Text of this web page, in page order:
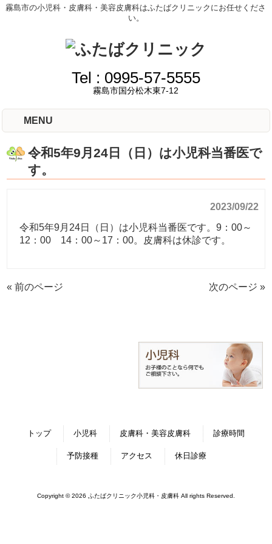
霧島市の小児科・皮膚科・美容皮膚科はふたばクリニックにお任せくださ
い。
Tel : 0995-57-5555
霧島市国分松木東7-12
MENU
令和5年9月24日（日）は小児科当番医で
す。
2023/09/22
令和5年9月24日（日）は小児科当番医です。9：00～
12：00 14：00～17：00。皮膚科は休診です。
« 前のページ 次のページ »
トップ 小児科 皮膚科・美容皮膚科 診療時間
予防接種 アクセス 休日診療
Copyright © 2026 ふたばクリニック小児科・皮膚科 All rights Reserved.